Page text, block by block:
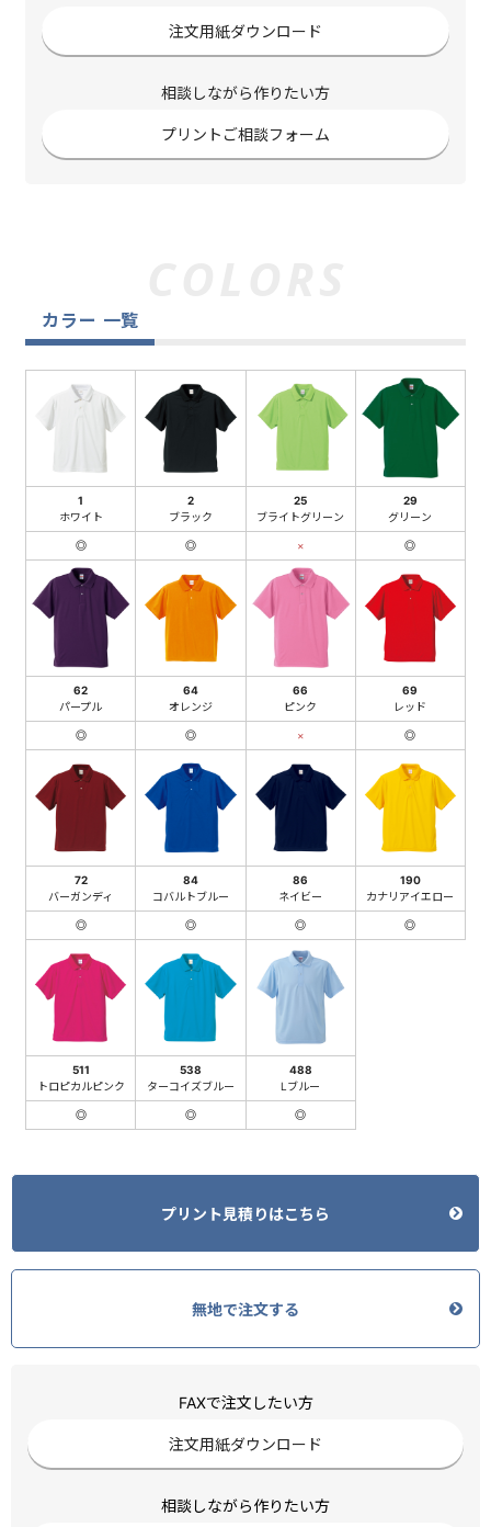
注文用紙ダウンロード
相談しながら作りたい方
プリントご相談フォーム
カラー 一覧
1
ホワイト
◎
2
ブラック
◎
25
ブライトグリーン
×
29
グリーン
◎
62
パープル
◎
64
オレンジ
◎
66
ピンク
×
69
レッド
◎
72
バーガンディ
◎
84
コバルトブルー
◎
86
ネイビー
◎
190
カナリアイエロー
◎
511
トロピカルピンク
◎
538
ターコイズブルー
◎
488
Lブルー
◎
プリント見積りはこちら
無地で注文する
FAXで注文したい方
注文用紙ダウンロード
相談しながら作りたい方